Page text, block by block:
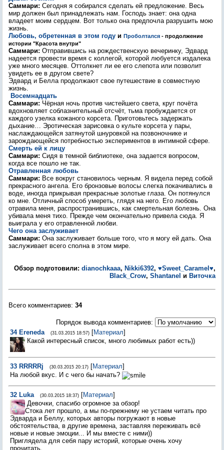
Саммари: Сегодня я собирался сделать ей предложение. Весь
мир должен был принадлежать нам. Господь знает: она одна
владеет моим сердцем. Вот только она предпочла разрушить мою
жизнь.
Любовь, обретенная в этом году и Проболтался - продолжение
истории "Красота внутри"
Саммари: Отправившись на рождественскую вечеринку, Эдвард
надеется провести время с коллегой, которой любуется издалека
уже много месяцев. Оттолкнет ли ее его слепота или позволит
увидеть ее в другом свете?
Эдвард и Белла продолжают свое путешествие в совместную
жизнь.
Восемнадцать
Саммари: Чёрная ночь против чистейшего света, круг почёта
вдохновляет соблазнительный отсчёт, тьма пробуждается от
каждого узелка кожаного корсета. Приготовьтесь задержать
дыхание… Эротическая зарисовка о культе корсета у пары,
наслаждающейся затянутой шнуровкой на позвоночнике и
зарождающейся потребностью экспериментов в интимной сфере.
Смерть ей к лицу
Саммари: Сидя в темной библиотеке, она задается вопросом,
когда все пошло не так.
Отравленная любовь
Саммари: Все вокруг становилось черным. Я видела перед собой
прекрасного ангела. Его бронзовые волосы слегка покачивались в
воде, иногда прикрывая прекрасные золотые глаза. Он потянулся
ко мне. Отличный способ умереть, глядя на него. Его любовь
отравила меня, распространившись, как смертельная болезнь. Она
убивала меня тихо. Прежде чем окончательно привела сюда. Я
выиграла у его отравленной любви.
Чего она заслуживает
Саммари: Она заслуживает больше того, что я могу ей дать. Она
заслуживает всего сполна в этом мире.
Обзор подготовили: dianochkaaa, Nikki6392, ♥Sweet_Caramel♥,
Black_Crow, Shantanel и Виточка
Всего комментариев: 34
Порядок вывода комментариев:
34 Ereneda (31.03.2015 18:57) [Материал]
Какой интересный список, много любимых работ есть))
33 RRRRRj (30.03.2015 20:17) [Материал]
На любой вкус. И с чего бы начать?
32 Luka (30.03.2015 18:37) [Материал]
Девочки, спасибо огромное за обзор!
Стока лет прошло, а мы по-прежнему не устаем читать про
Эдварда и Беллу, которых авторы погружают в новые
обстоятельства, в другие времена, заставляя переживать всё
новые и новые эмоции... И мы вместе с ними))
Приглядела для себя пару историй, которые очень хочу
прочитать.